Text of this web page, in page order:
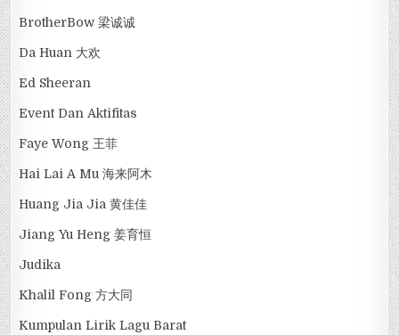
BrotherBow 梁诚诚
Da Huan 大欢
Ed Sheeran
Event Dan Aktifitas
Faye Wong 王菲
Hai Lai A Mu 海来阿木
Huang Jia Jia 黄佳佳
Jiang Yu Heng 姜育恒
Judika
Khalil Fong 方大同
Kumpulan Lirik Lagu Barat